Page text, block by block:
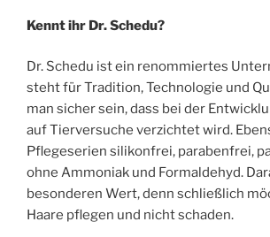
Kennt ihr Dr. Schedu?
Dr. Schedu ist ein renommiertes
steht für Tradition, Technologie und
man sicher sein, dass bei der
auf Tierversuche verzichtet wird.
Pflegeserien silikonfrei, parabenfrei,
ohne Ammoniak und Formaldehyd.
besonderen Wert, denn schließlich
Haare pflegen und nicht schaden.